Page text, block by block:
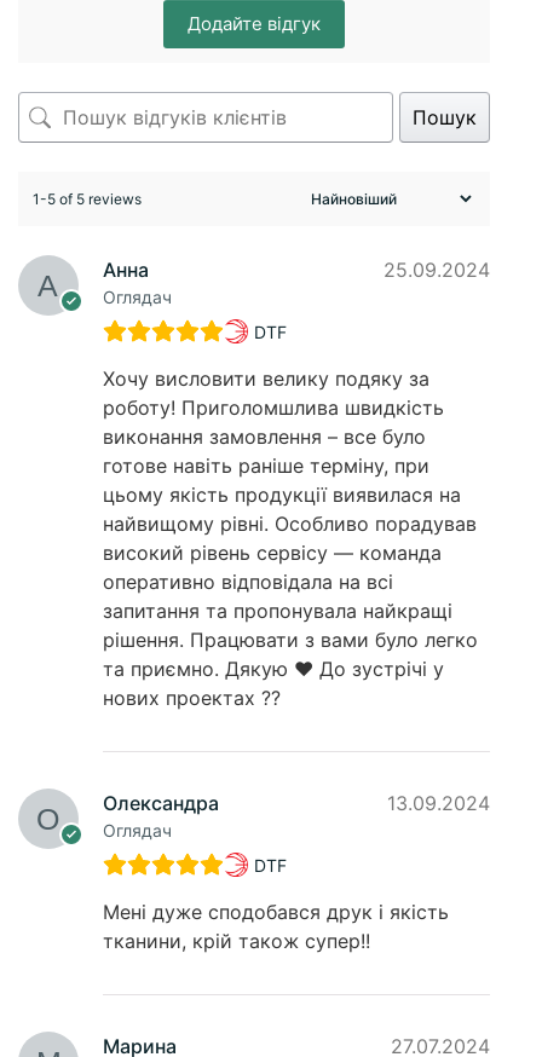
Додайте відгук
Пошук
1-5 of 5 reviews
Анна
Оглядач
25.09.2024
DTF
Хочу висловити велику подяку за
роботу! Приголомшлива швидкість
виконання замовлення – все було
готове навіть раніше терміну, при
цьому якість продукції виявилася на
найвищому рівні. Особливо порадував
високий рівень сервісу — команда
оперативно відповідала на всі
запитання та пропонувала найкращі
рішення. Працювати з вами було легко
та приємно. Дякую ❤️ До зустрічі у
нових проектах ??
Олександра
Оглядач
13.09.2024
DTF
Мені дуже сподобався друк і якість
тканини, крій також супер!!
Марина 27.07.2024